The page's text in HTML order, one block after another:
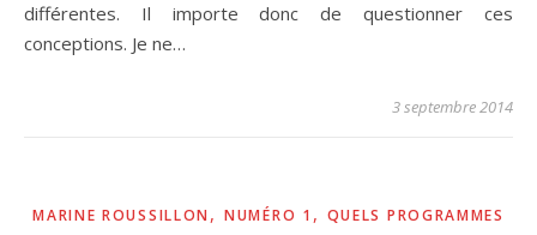
différentes. Il importe donc de questionner ces
conceptions. Je ne…
3 septembre 2014
MARINE ROUSSILLON ,NUMÉRO 1 , QUELS PROGRAMMES